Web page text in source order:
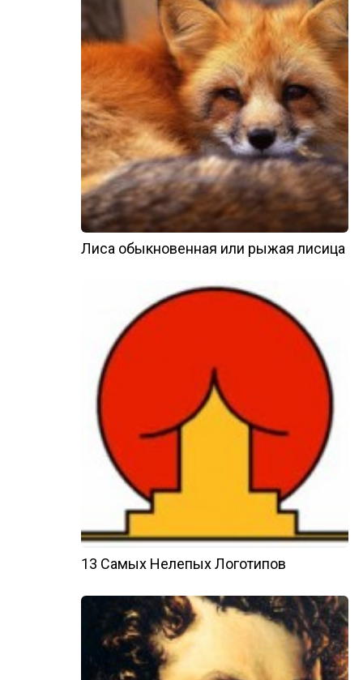
Лиса обыкновенная или рыжая лисица
13 Самых Нелепых Логотипов